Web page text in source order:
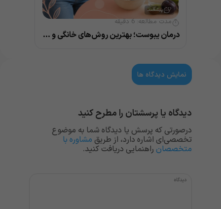
مدت مطالعه:6 دقیقه
درمان یبوست؛ بهترین روش‌های خانگی و پزشکی
نمایش دیدگاه ها
دیدگاه یا پرسشتان را مطرح کنید
درصورتی که پرسش یا دیدگاه شما به موضوع
تخصصی‌ای اشاره دارد، از طریق مشاوره با
متخصصان راهنمایی دریافت کنید.